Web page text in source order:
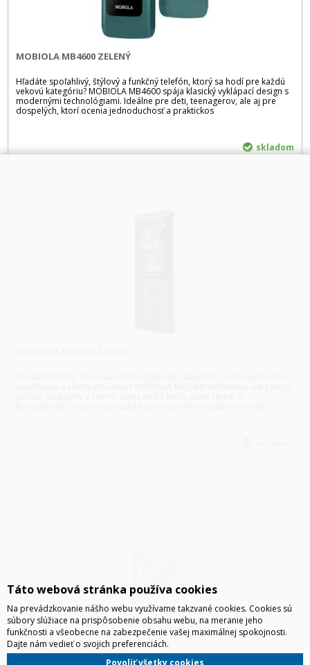
MOBIOLA MB4600 ZELENÝ
Hľadáte spoľahlivý, štýlový a funkčný telefón, ktorý sa hodí pre každú
vekovú kategóriu? MOBIOLA MB4600 spája klasický vyklápací design s
modernými technológiami. Ideálne pre deti, teenagerov, ale aj pre
dospelých, ktorí ocenia jednoduchosť a praktickos
skladom
NOKIA 105 DS 2026 BLACK
Táto webová stránka používa cookies
Na prevádzkovanie nášho webu využívame takzvané cookies. Cookies sú
súbory slúžiace na prispôsobenie obsahu webu, na meranie jeho
funkčnosti a všeobecne na zabezpečenie vašej maximálnej spokojnosti.
Dajte nám vedieť o svojich preferenciách.
Povoliť všetky cookies